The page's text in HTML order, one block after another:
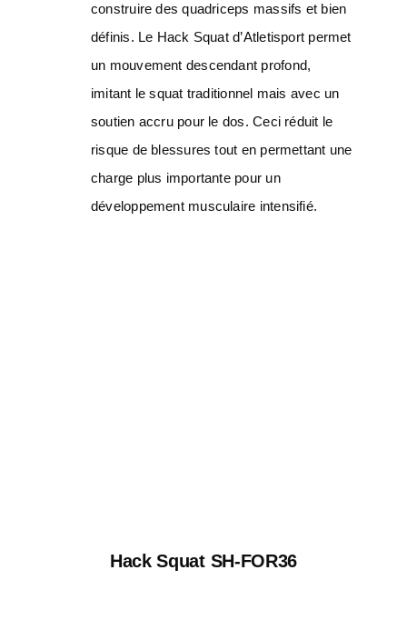
construire des quadriceps massifs et bien
définis. Le Hack Squat d’Atletisport permet
un mouvement descendant profond,
imitant le squat traditionnel mais avec un
soutien accru pour le dos. Ceci réduit le
risque de blessures tout en permettant une
charge plus importante pour un
développement musculaire intensifié.
Hack Squat SH-FOR36